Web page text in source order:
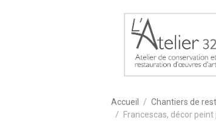
Accueil Chantiers de
Francescas, décor